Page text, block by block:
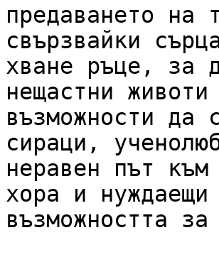
предаването на
свързвайки
хване ръце, за
нещастни
възможности да
сираци,
неравен път към
хора и
възможността